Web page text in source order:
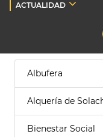
ACTUALIDAD
Albufera
Alquería de
Bienestar Social